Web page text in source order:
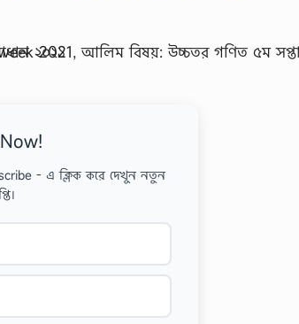
- এ ক্লিক করে দেখুন নতুন